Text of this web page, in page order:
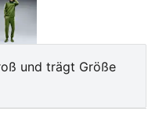
Earthy Green-
und trägt Größe